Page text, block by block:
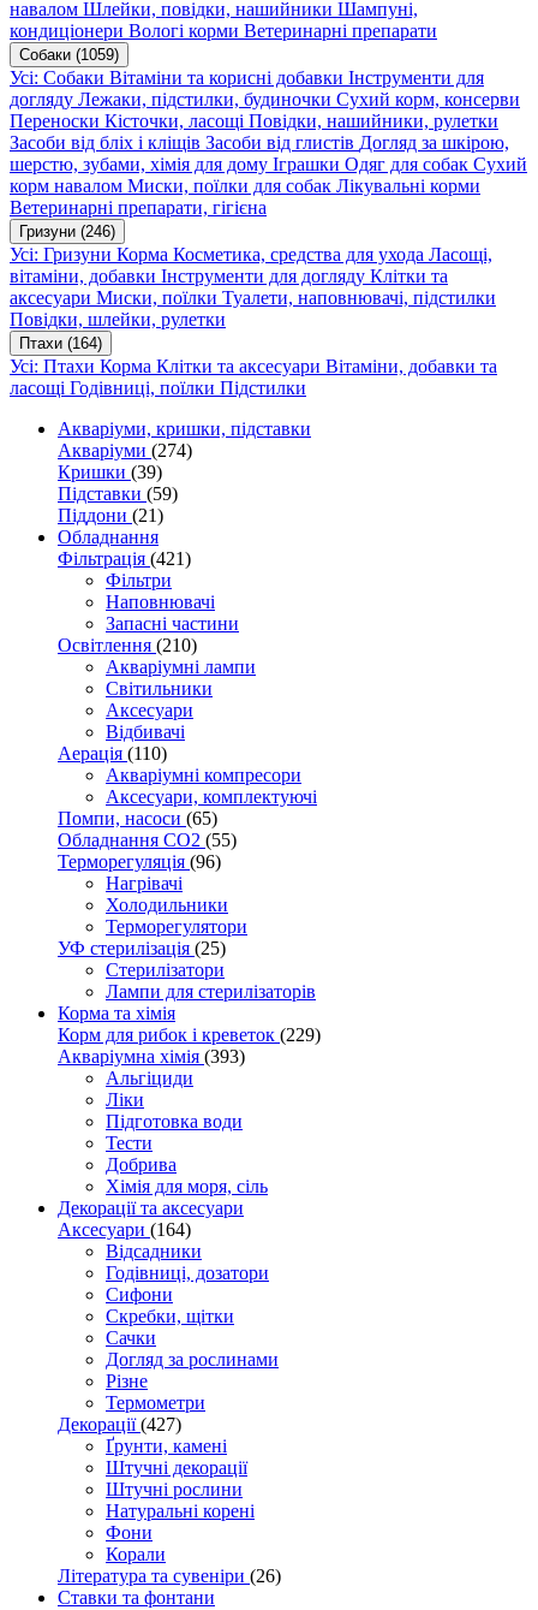
навалом Шлейки, повідки, нашийники Шампуні,
кондиціонери Вологі корми Ветеринарні препарати
Собаки (1059)
Усі: Собаки Вітаміни та корисні добавки Інструменти для
догляду Лежаки, підстилки, будиночки Сухий корм, консерви
Переноски Кісточки, ласощі Повідки, нашийники, рулетки
Засоби від бліх і кліщів Засоби від глистів Догляд за шкірою,
шерстю, зубами, хімія для дому Іграшки Одяг для собак Сухий
корм навалом Миски, поїлки для собак Лікувальні корми
Ветеринарні препарати, гігієна
Гризуни (246)
Усі: Гризуни Корма Косметика, средства для ухода Ласощі,
вітаміни, добавки Інструменти для догляду Клітки та
аксесуари Миски, поїлки Туалети, наповнювачі, підстилки
Повідки, шлейки, рулетки
Птахи (164)
Усі: Птахи Корма Клітки та аксесуари Вітаміни, добавки та
ласощі Годівниці, поїлки Підстилки
Акваріуми, кришки, підставки
Акваріуми (274)
Кришки (39)
Підставки (59)
Піддони (21)
Обладнання
Фільтрація (421)
Фільтри
Наповнювачі
Запасні частини
Освітлення (210)
Акваріумні лампи
Світильники
Аксесуари
Відбивачі
Аерація (110)
Акваріумні компресори
Аксесуари, комплектуючі
Помпи, насоси (65)
Обладнання CO2 (55)
Терморегуляція (96)
Нагрівачі
Холодильники
Терморегулятори
УФ стерилізація (25)
Стерилізатори
Лампи для стерилізаторів
Корма та хімія
Корм для рибок і креветок (229)
Акваріумна хімія (393)
Альгіциди
Ліки
Підготовка води
Тести
Добрива
Хімія для моря, сіль
Декорації та аксесуари
Аксесуари (164)
Відсадники
Годівниці, дозатори
Сифони
Скребки, щітки
Сачки
Догляд за рослинами
Різне
Термометри
Декорації(427)
Ґрунти, камені
Штучні декорації
Штучні рослини
Натуральні корені
Фони
Корали
Література та сувеніри (26)
Ставки та фонтани